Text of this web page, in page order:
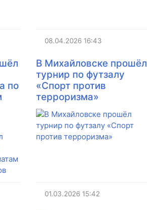
08.04.2026 16:43
по
​В Михайловске прошёл
турнир по футзалу
«Спорт против
терроризма»
01.03.2026 15:42